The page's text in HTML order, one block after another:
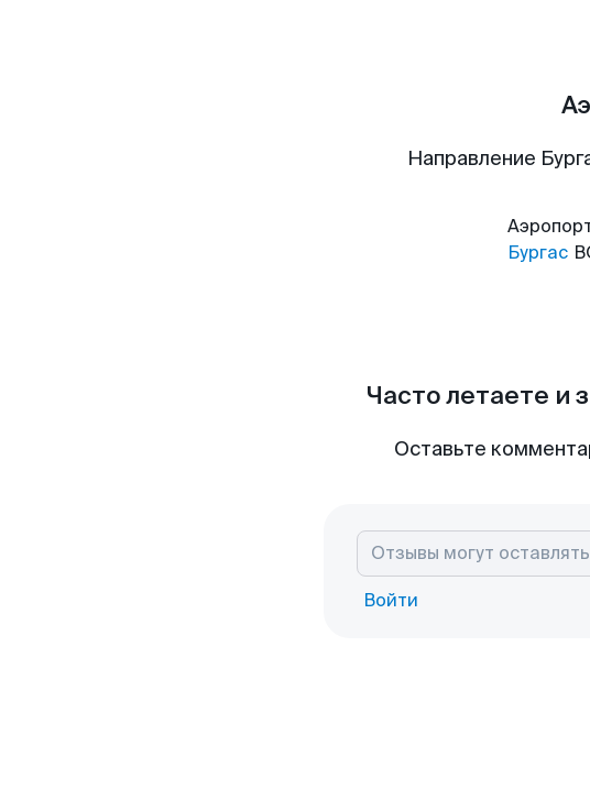
Направление
Бургас
Часто летаете и
Оставьте
Войти